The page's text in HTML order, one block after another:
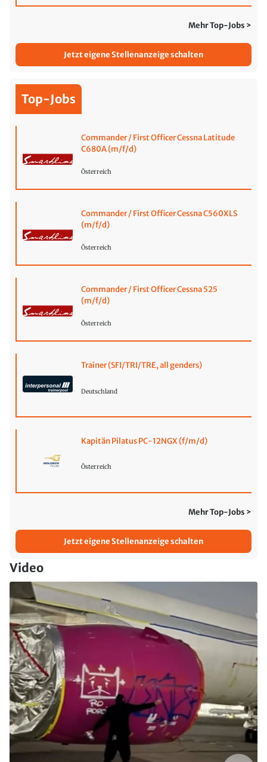
Mehr Top-Jobs >
Jetzt eigene Stellenanzeige schalten
Top-Jobs
Commander / First Officer Cessna Latitude
C680A (m/f/d)
Österreich
Commander / First Officer Cessna C560XLS
(m/f/d)
Österreich
Commander / First Officer Cessna 525
(m/f/d)
Österreich
Trainer (SFI/TRI/TRE, all genders)
Deutschland
Kapitän Pilatus PC-12NGX (f/m/d)
Österreich
Mehr Top-Jobs >
Jetzt eigene Stellenanzeige schalten
Video